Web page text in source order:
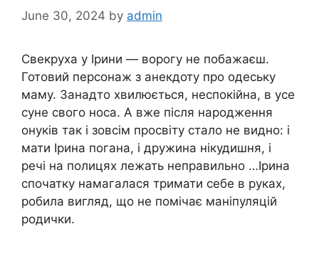
June 30, 2024 by admin
Свекруха у Ірини — ворогу не побажаєш.
Готовий персонаж з анекдоту про одеську
маму. Занадто хвилюється, неспокійна, в усе
суне свого носа. А вже після народження
онуків так і зовсім просвіту стало не видно: і
мати Ірина погана, і дружина нікудишня, і
речі на полицях лежать неправильно …Ірина
спочатку намагалася тримати себе в руках,
робила вигляд, що не помічає маніпуляцій
родички.